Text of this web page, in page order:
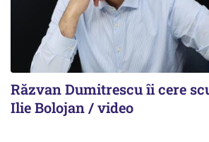
Răzvan Dumitrescu îi cere
Ilie Bolojan / video